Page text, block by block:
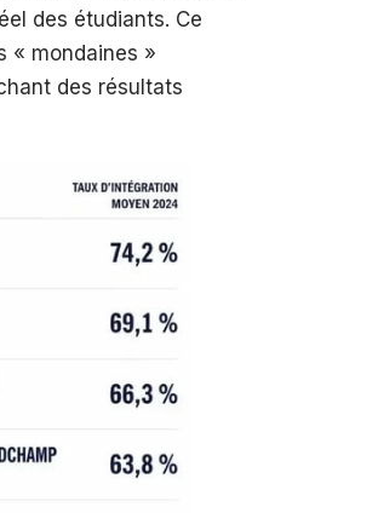
des étudiants. Ce
« mondaines »
des résultats